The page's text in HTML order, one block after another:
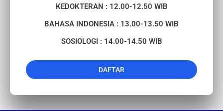
KEDOKTERAN : 12.00-12.50 WIB
BAHASA INDONESIA : 13.00-13.50 WIB
SOSIOLOGI : 14.00-14.50 WIB
DAFTAR